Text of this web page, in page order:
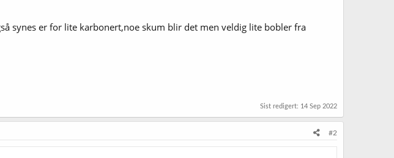
synes er for lite karbonert,noe skum blir det men veldig lite bobler fra
Sist redigert: 14 Sep 2022
#2